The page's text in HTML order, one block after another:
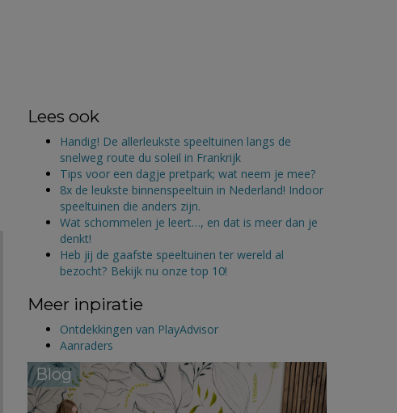
Lees ook
Handig! De allerleukste speeltuinen langs de
snelweg route du soleil in Frankrijk
Tips voor een dagje pretpark; wat neem je mee?
8x de leukste binnenspeeltuin in Nederland! Indoor
speeltuinen die anders zijn.
Wat schommelen je leert…, en dat is meer dan je
denkt!
Heb jij de gaafste speeltuinen ter wereld al
bezocht? Bekijk nu onze top 10!
Meer inpiratie
Ontdekkingen van PlayAdvisor
Aanraders
Blog